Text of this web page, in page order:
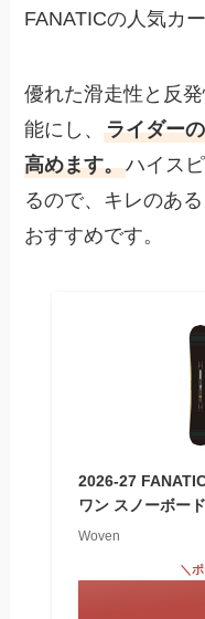
FANATICの人気カ
優れた滑走性と反
能にし、ライダー
高めます。ハイス
るので、キレのあ
おすすめです。
2026-27
ワン スノーボー
Woven
＼